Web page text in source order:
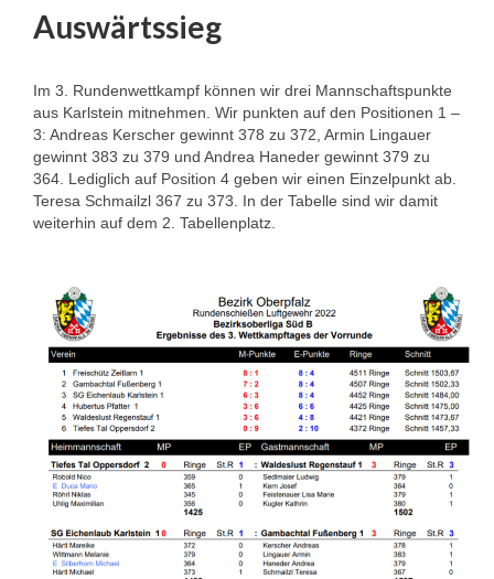
Ergebnisse
1. Mannschaft Luftgewehr
2. Mannschaft Luftgewehr
3. Mannschaft Luftgewehr
1. Mannschaft Auflage
2. Mannschaft Auflage
Weitere Wettkämpfe
Termine
Galerie
FAQ
Auswärtssieg
Im 3. Rundenwettkampf können wir drei Mannschaftspunkte
aus Karlstein mitnehmen. Wir punkten auf den Positionen 1 –
3: Andreas Kerscher gewinnt 378 zu 372, Armin Lingauer
gewinnt 383 zu 379 und Andrea Haneder gewinnt 379 zu
364. Lediglich auf Position 4 geben wir einen Einzelpunkt ab.
Teresa Schmailzl 367 zu 373. In der Tabelle sind wir damit
weiterhin auf dem 2. Tabellenplatz.